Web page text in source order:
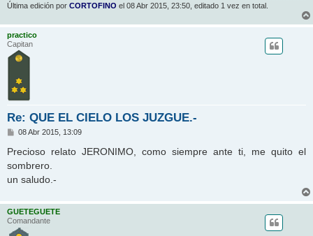
Última edición por CORTOFINO el 08 Abr 2015, 23:50, editado 1 vez en total.
practico
Capitan
Re: QUE EL CIELO LOS JUZGUE.-
M
n
a
j
e
08 Abr 2015, 13:09
Precioso relato JERONIMO, como siempre ante ti, me quito el
sombrero.
un saludo.-
GUETEGUETE
Comandante